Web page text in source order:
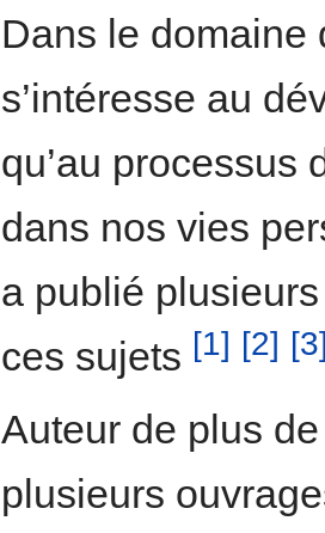
Dans le domaine
s’intéresse au
qu’au processus
dans nos vies
a publié
ces sujets [1] [2]
Auteur de plus
plusieurs